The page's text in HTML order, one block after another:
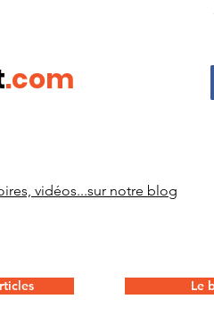
.com
vidéos...sur notre blog
Le